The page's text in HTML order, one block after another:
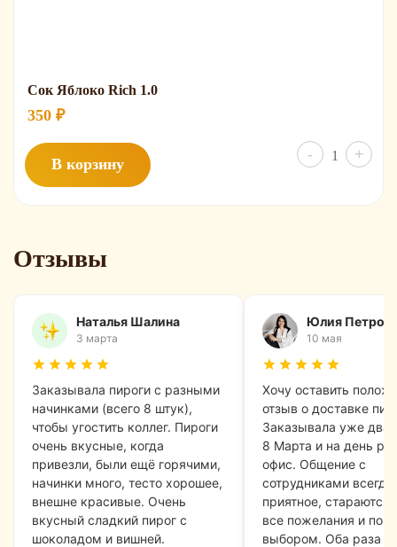
Сок Яблоко Rich 1.0
350 ₽
- +
В корзину
Отзывы
Наталья Шалина
3 марта
Заказывала пироги с разными
начинками (всего 8 штук),
чтобы угостить коллег. Пироги
очень вкусные, когда
привезли, были ещё горячими,
начинки много, тесто хорошее,
внешне красивые. Очень
вкусный сладкий пирог с
шоколадом и вишней.
Юлия
10 мая
Хочу оставить
отзыв о доставке
Заказывала уже
8 Марта и на день
офис. Общение с
сотрудниками всегда
приятное, стараются
все пожелания и
выбором. Оба раза